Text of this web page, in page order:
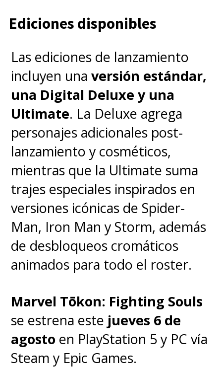
Ediciones disponibles
Las ediciones de lanzamiento
incluyen unaversión estándar,
una Digital Deluxe y una
Ultimate. La Deluxe agrega
personajes adicionales post-
lanzamiento y cosméticos,
mientras que la Ultimate suma
trajes especiales inspirados en
versiones icónicas de Spider-
Man, Iron Man y Storm, además
de desbloqueos cromáticos
animados para todo el roster.
Marvel Tōkon: Fighting Souls
se estrena este jueves 6 de
agosto en PlayStation 5 y PC vía
Steam y Epic Games.